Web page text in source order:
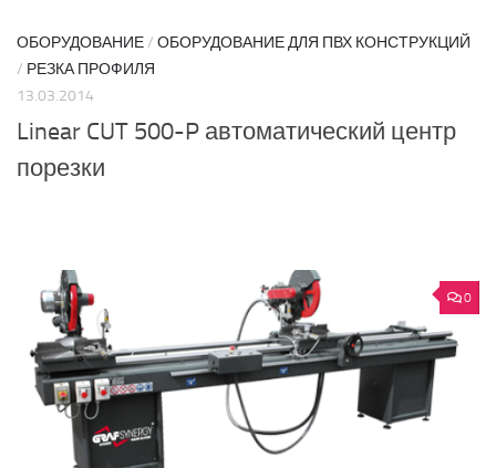
ОБОРУДОВАНИЕ/ ОБОРУДОВАНИЕ ДЛЯ ПВХ КОНСТРУКЦИЙ
/ РЕЗКА ПРОФИЛЯ
13.03.2014
Linear CUT 500-P автоматический центр
порезки
0